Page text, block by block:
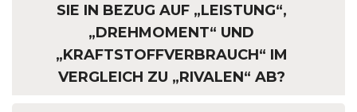
SIE IN BEZUG AUF „LEISTUNG“,
„DREHMOMENT“ UND
„KRAFTSTOFFVERBRAUCH“ IM
VERGLEICH ZU „RIVALEN“ AB?